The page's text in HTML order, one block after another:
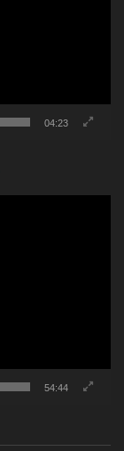
04:23
54:44